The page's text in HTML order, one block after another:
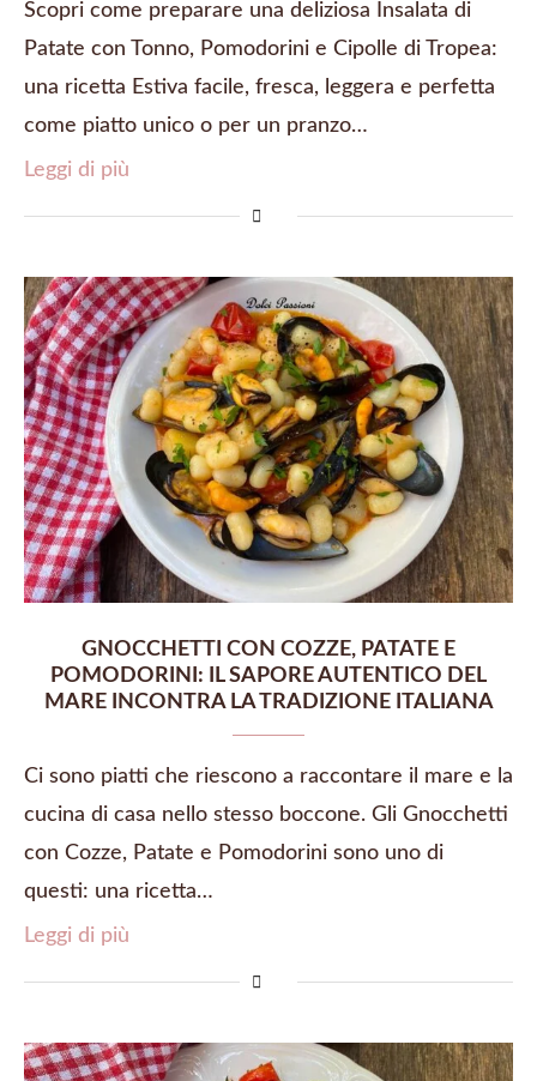
Scopri come preparare una deliziosa Insalata di
Patate con Tonno, Pomodorini e Cipolle di Tropea:
una ricetta Estiva facile, fresca, leggera e perfetta
come piatto unico o per un pranzo…
Leggi di più
GNOCCHETTI CON COZZE, PATATE E
POMODORINI: IL SAPORE AUTENTICO DEL
MARE INCONTRA LA TRADIZIONE ITALIANA
Ci sono piatti che riescono a raccontare il mare e la
cucina di casa nello stesso boccone. Gli Gnocchetti
con Cozze, Patate e Pomodorini sono uno di
questi: una ricetta…
Leggi di più